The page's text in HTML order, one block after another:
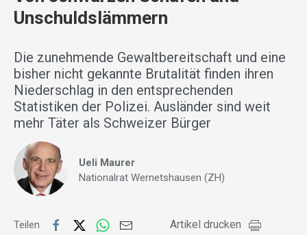
Unschuldslämmern
Die zunehmende Gewaltbereitschaft und eine
bisher nicht gekannte Brutalität finden ihren
Niederschlag in den entsprechenden
Statistiken der Polizei. Ausländer sind weit
mehr Täter als Schweizer Bürger
Ueli Maurer
Nationalrat Wernetshausen (ZH)
Teilen Artikel drucken